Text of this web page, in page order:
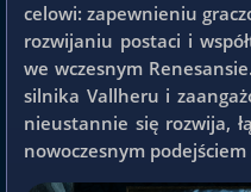
celowi: zapewnieniu
rozwijaniu postaci i
we wczesnym
silnika Vallheru i
nieustannie się rozwija,
nowoczesnym